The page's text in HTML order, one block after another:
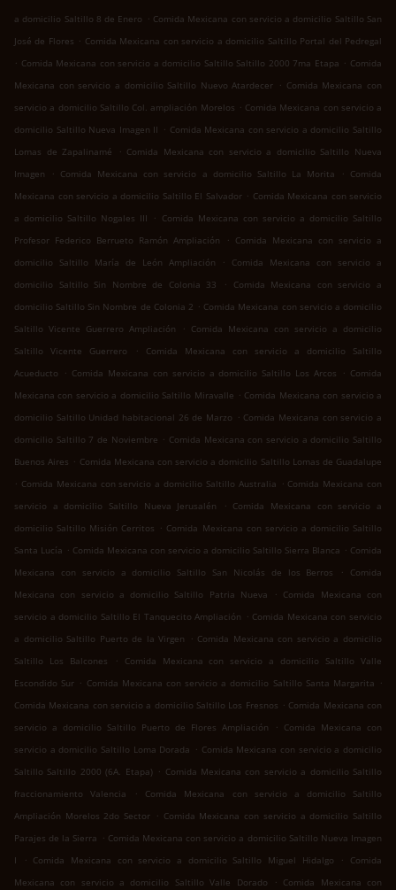
a domicilio Saltillo 8 de Enero . Comida Mexicana con servicio a domicilio Saltillo San
José de Flores . Comida Mexicana con servicio a domicilio Saltillo Portal del Pedregal
. Comida Mexicana con servicio a domicilio Saltillo Saltillo 2000 7ma Etapa . Comida
Mexicana con servicio a domicilio Saltillo Nuevo Atardecer . Comida Mexicana con
servicio a domicilio Saltillo Col. ampliación Morelos . Comida Mexicana con servicio a
domicilio Saltillo Nueva Imagen II . Comida Mexicana con servicio a domicilio Saltillo
Lomas de Zapalinamé
. Comida Mexicana con servicio a domicilio Saltillo Nueva
Imagen
. Comida Mexicana con servicio a domicilio Saltillo La Morita . Comida
Mexicana con servicio a domicilio Saltillo El Salvador . Comida Mexicana con servicio
a domicilio Saltillo Nogales III
. Comida Mexicana con servicio a domicilio Saltillo
Profesor Federico Berrueto Ramón Ampliación
. Comida Mexicana con servicio a
domicilio Saltillo María de León Ampliación
.
Comida Mexicana con servicio a
domicilio Saltillo Sin Nombre de Colonia 33
.
Comida Mexicana con servicio a
domicilio Saltillo Sin Nombre de Colonia 2 . Comida Mexicana con servicio a domicilio
Saltillo Vicente Guerrero Ampliación
. Comida Mexicana con servicio a domicilio
Saltillo Vicente Guerrero
.
Comida Mexicana con servicio a domicilio Saltillo
Acueducto
. Comida Mexicana con servicio a domicilio Saltillo Los Arcos . Comida
Mexicana con servicio a domicilio Saltillo Miravalle . Comida Mexicana con servicio a
domicilio Saltillo Unidad habitacional 26 de Marzo . Comida Mexicana con servicio a
domicilio Saltillo 7 de Noviembre . Comida Mexicana con servicio a domicilio Saltillo
Buenos Aires . Comida Mexicana con servicio a domicilio Saltillo Lomas de Guadalupe
. Comida Mexicana con servicio a domicilio Saltillo Australia . Comida Mexicana con
servicio a domicilio Saltillo Nueva Jerusalén
. Comida Mexicana con servicio a
domicilio Saltillo Misión Cerritos . Comida Mexicana con servicio a domicilio Saltillo
Santa Lucía . Comida Mexicana con servicio a domicilio Saltillo Sierra Blanca . Comida
Mexicana con servicio a domicilio Saltillo San Nicolás de los Berros
.
Comida
Mexicana con servicio a domicilio Saltillo Patria Nueva
. Comida Mexicana con
servicio a domicilio Saltillo El Tanquecito Ampliación . Comida Mexicana con servicio
a domicilio Saltillo Puerto de la Virgen
. Comida Mexicana con servicio a domicilio
Saltillo Los Balcones
.
Comida Mexicana con servicio a domicilio Saltillo Valle
Escondido Sur . Comida Mexicana con servicio a domicilio Saltillo Santa Margarita .
Comida Mexicana con servicio a domicilio Saltillo Los Fresnos . Comida Mexicana con
servicio a domicilio Saltillo Puerto de Flores Ampliación
. Comida Mexicana con
servicio a domicilio Saltillo Loma Dorada . Comida Mexicana con servicio a domicilio
Saltillo Saltillo 2000 (6A. Etapa) . Comida Mexicana con servicio a domicilio Saltillo
fraccionamiento Valencia
.
Comida Mexicana con servicio a domicilio Saltillo
Ampliación Morelos 2do Sector . Comida Mexicana con servicio a domicilio Saltillo
Parajes de la Sierra . Comida Mexicana con servicio a domicilio Saltillo Nueva Imagen
I
. Comida Mexicana con servicio a domicilio Saltillo Miguel Hidalgo .
Comida
Mexicana con servicio a domicilio Saltillo Valle Dorado
. Comida Mexicana con